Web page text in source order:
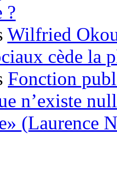
?
Wilfried
cède la
Fonction
n’existe
(Laurence